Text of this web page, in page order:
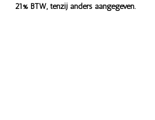
21% BTW, tenzij anders aangegeven.